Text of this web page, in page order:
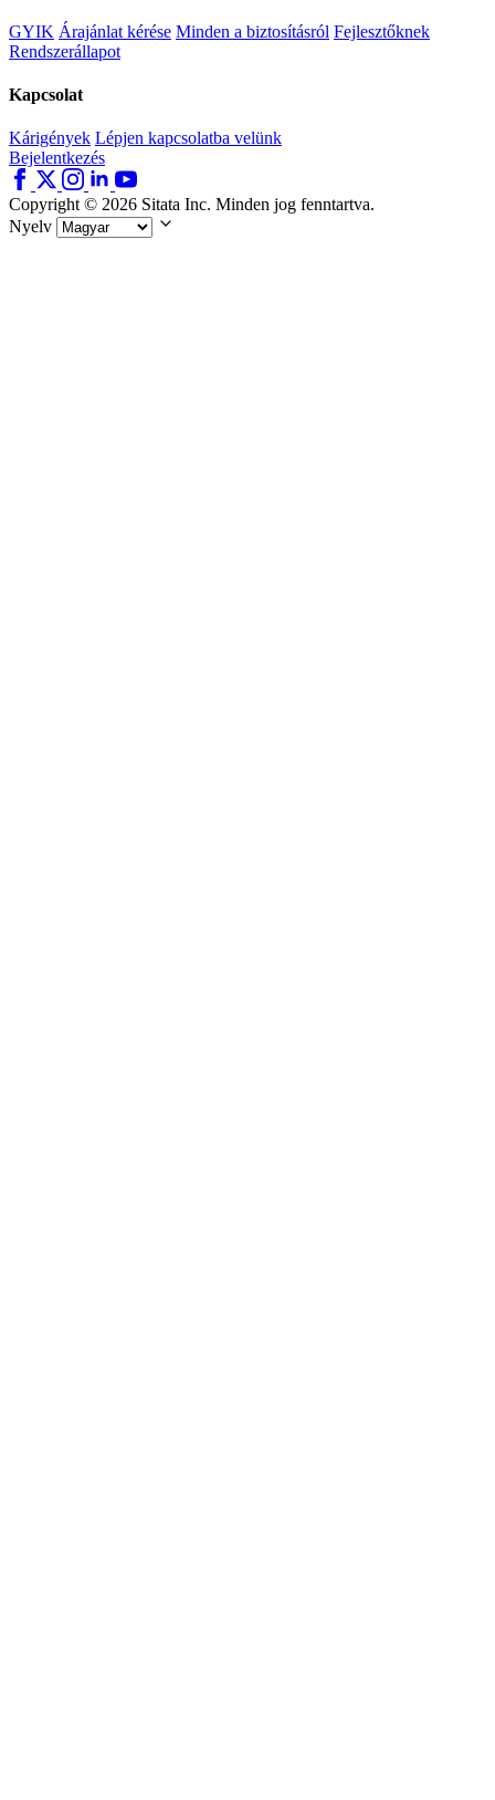
GYIK Árajánlat kérése Minden a biztosításról Fejlesztőknek
Rendszerállapot
Kapcsolat
Kárigények Lépjen kapcsolatba velünk
Bejelentkezés
Copyright © 2026 Sitata Inc. Minden jog fenntartva.
Nyelv